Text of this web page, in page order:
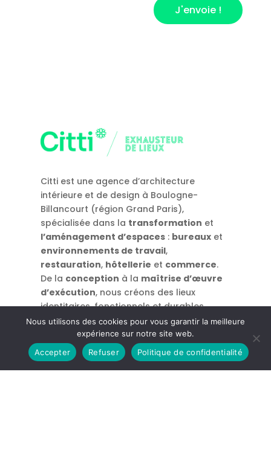
J'envoie !
Citti est une agence d’architecture
intérieure et de design à Boulogne-
Billancourt (région Grand Paris),
spécialisée dans la transformation et
l’aménagement d’espaces : bureaux et
environnements de travail,
restauration, hôtellerie et commerce.
De la conception à la maîtrise d’œuvre
d’exécution, nous créons des lieux
identitaires, fonctionnels et durables.
86/88 rue Thiers
92100 Boulogne-Billancourt
Nous utilisons des cookies pour vous garantir la meilleure
expérience sur notre site web.
Accepter
Refuser Politique de confidentialité